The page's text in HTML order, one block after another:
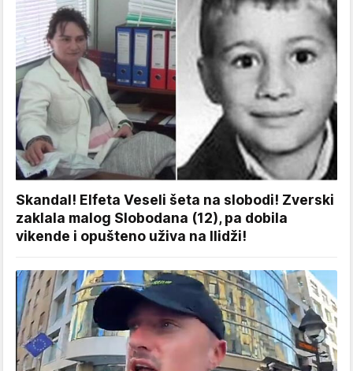
Skandal! Elfeta Veseli šeta na slobodi! Zverski
zaklala malog Slobodana (12), pa dobila
vikende i opušteno uživa na Ilidži!